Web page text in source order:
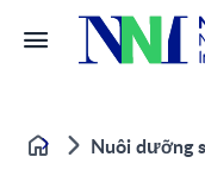
Home Nuôi dưỡng